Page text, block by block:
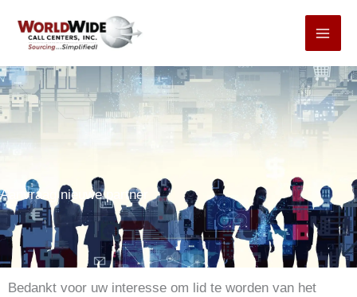
naar
Aanvraag nieuwe partner
Bedankt voor uw interesse om lid te worden van het